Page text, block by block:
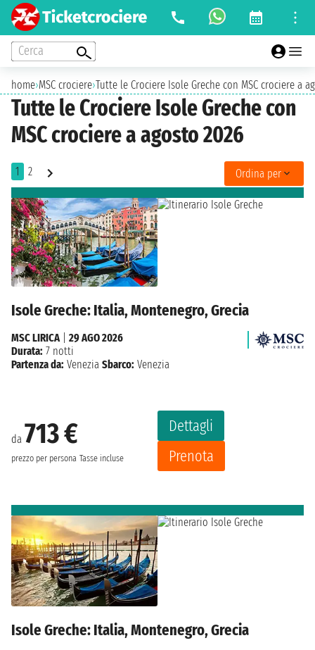
Cerca
home›MSC crociere›Tutte le Crociere Isole Greche con MSC crociere a
Tutte le Crociere Isole Greche con
MSC crociere a agosto 2026
1 2 Ordina per
Isole Greche: Italia, Montenegro, Grecia
da 713 €
prezzo per persona Tasse incluse
Dettagli
Prenota
MSC LIRICA| 29 AGO 2026
Durata: 7 notti
Partenza da: Venezia Sbarco: Venezia
Isole Greche: Italia, Montenegro, Grecia